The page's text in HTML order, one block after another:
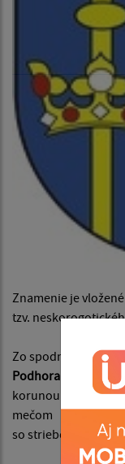
Znamenie je
tzv.
Zo spodného okraja
Podhorany
vyrastá
korunou obopätý
mečom
so striebornou